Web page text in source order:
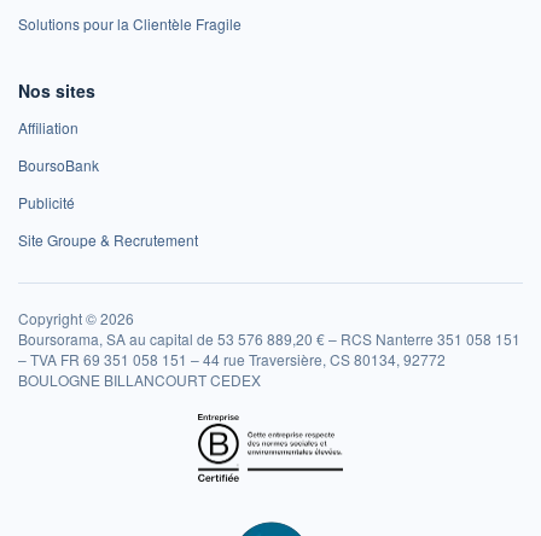
Solutions pour la Clientèle Fragile
Nos sites
Affiliation
BoursoBank
Publicité
Site Groupe & Recrutement
Copyright © 2026
Boursorama, SA au capital de 53 576 889,20 € – RCS Nanterre 351 058 151
– TVA FR 69 351 058 151 – 44 rue Traversière, CS 80134, 92772
BOULOGNE BILLANCOURT CEDEX